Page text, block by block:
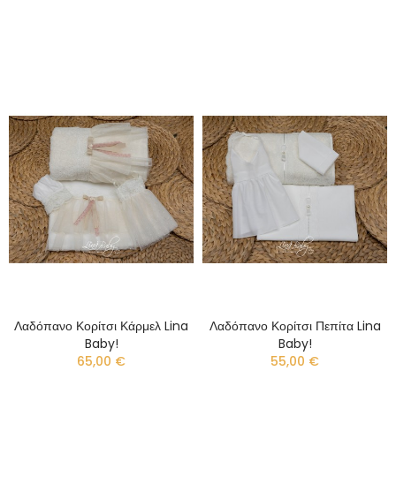
Λαδόπανο Κορίτσι Κάρμελ Lina
Baby!
65,00 €
Λαδόπανο Κορίτσι Πεπίτα Lina
Baby!
55,00 €